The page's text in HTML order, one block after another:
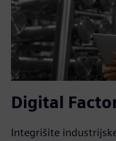
Digital
Integrišite